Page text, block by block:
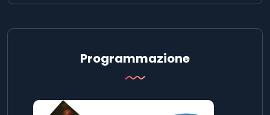
Programmazione